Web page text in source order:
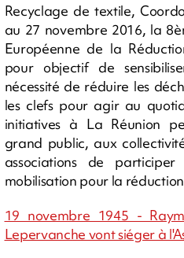
Recyclage de textile,
au 27 novembre 2016, la
Européenne de la
pour objectif de
nécessité de réduire les
les clefs pour agir au
initiatives à La Réunion
grand public, aux
associations de
mobilisation pour la
19 novembre 1945 -
Lepervanche vont siéger à